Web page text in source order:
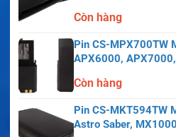
Còn hàng
Pin CS-MPX700TW
APX6000,
Còn hàng
Pin CS-MKT594TW
Astro Saber,